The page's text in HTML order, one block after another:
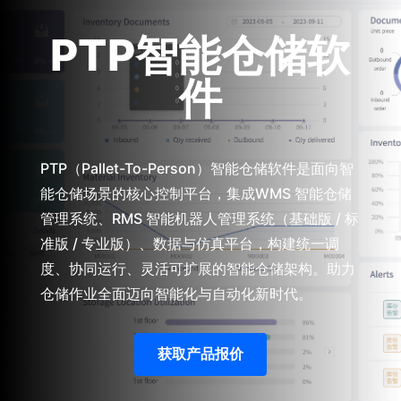
PTP智能仓储软
件
PTP（Pallet-To-Person）智能仓储软件是面向智
能仓储场景的核心控制平台，集成WMS 智能仓储
管理系统、RMS 智能机器人管理系统（基础版 / 标
准版 / 专业版）、数据与仿真平台，构建统一调
度、协同运行、灵活可扩展的智能仓储架构。助力
仓储作业全面迈向智能化与自动化新时代。
获取产品报价